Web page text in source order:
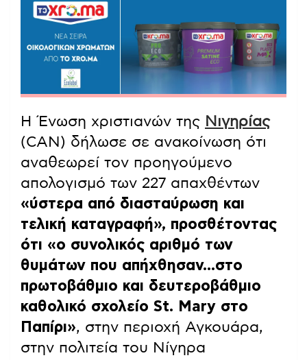
Η Ένωση χριστιανών της Νιγηρίας
(CAN) δήλωσε σε ανακοίνωση ότι
αναθεωρεί τον προηγούμενο
απολογισμό των 227 απαχθέντων
«ύστερα από διασταύρωση και
τελική καταγραφή», προσθέτοντας
ότι «ο συνολικός αριθμό των
θυμάτων που απήχθησαν…στο
πρωτοβάθμιο και δευτεροβάθμιο
καθολικό σχολείο St. Mary στο
Παπίρι», στην περιοχή Αγκουάρα,
στην πολιτεία του Νίγηρα